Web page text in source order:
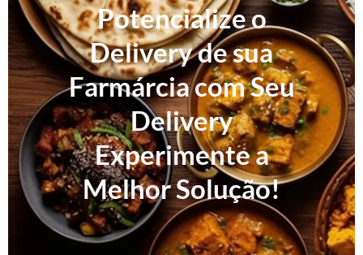
Potencialize o
Delivery de sua
Farmárcia com Seu
Delivery
Experimente a
Melhor Solução!